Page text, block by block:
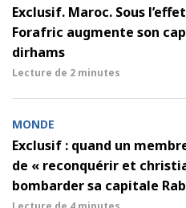
Exclusif. Maroc. Sous
Forafric augmente son
dirhams
Lecture de 2 minutes
MONDE
Exclusif : quand un
de « reconquérir et
bombarder sa capitale